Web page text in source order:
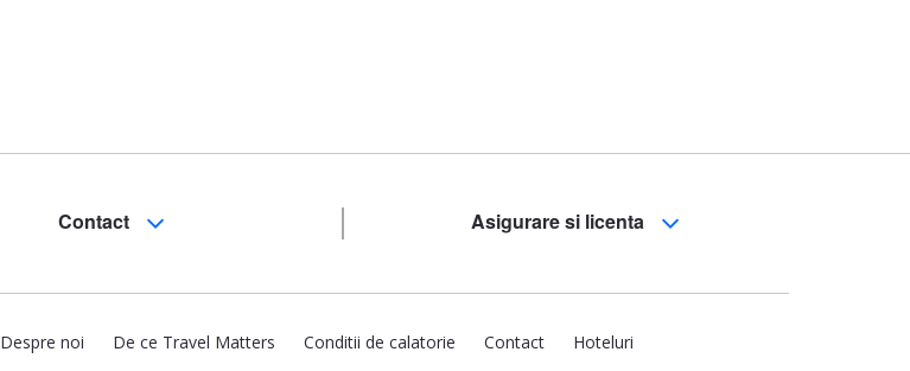
Contact Asigurare si licenta
Despre noi De ce Travel Matters Conditii de calatorie Contact Hoteluri